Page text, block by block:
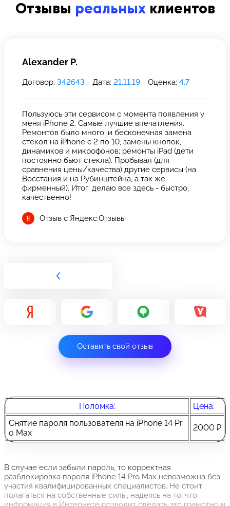
Отзывы реальныхклиентов
Alexander P.
Договор: 342643 Дата: 21.11.19 Оценка: 4.7
Пользуюсь эти сервисом с момента появления у
меня iPhone 2. Самые лучшие впечатления.
Ремонтов было много: и бесконечная замена
стекол на iPhone с 2 по 10, замены кнопок,
динамиков и микрофонов; ремонты iPad (дети
постоянно бьют стекла). Пробывал (для
сравнения цены/качества) другие сервисы (на
Восстания и на Рубинштейна, а так же
фирменный). Итог: делаю все здесь - быстро,
качественно!
Отзыв с Яндекс.Отзывы
Оставить свой отзыв
Поломка:
Цена:
Снятие пароля пользователя на iPhone 14 Pr
o Max
2000 ₽
В случае если забыли пароль, то корректная
разблокировка пароля iPhone 14 Pro Max невозможна без
участия квалифицированных специалистов. Не стоит
полагаться на собственные силы, надеясь на то, что